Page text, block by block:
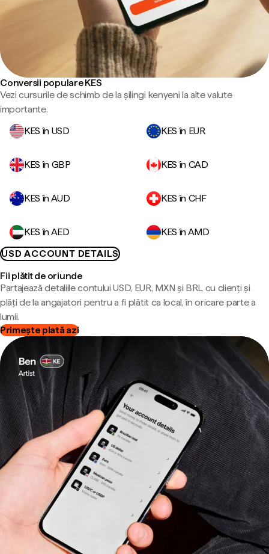
Conversii populare KES
Vezi cursurile de schimb de la șilingi kenyeni la alte valute
importante.
KES în USD
KES în EUR
KES în GBP KES în CAD
KES în AUD KES în CHF
KES în AED
KES în AMD
USD ACCOUNT DETAILS
Fii plătit de oriunde
Partajează detaliile contului USD, EUR, MXN și BRL cu clienți și
plăți de la angajatori pentru a fi plătit ca local, în oricare parte a
lumii.
Primește plată azi